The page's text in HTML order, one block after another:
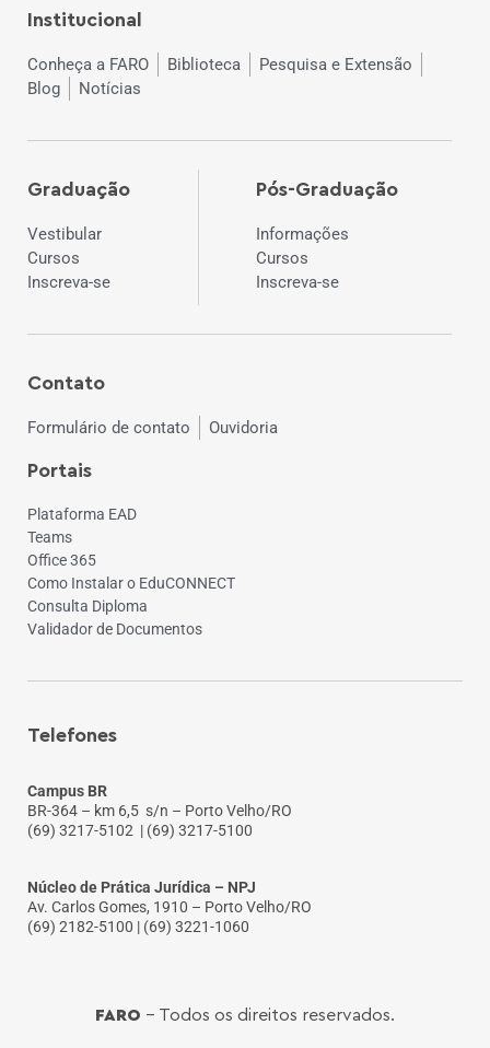
Institucional
Conheça a FARO Biblioteca
Pesquisa e Extensão
Blog
Notícias
Graduação
Vestibular
Cursos
Inscreva-se
Pós-Graduação
Informações
Cursos
Inscreva-se
Contato
Formulário de contato Ouvidoria
Portais
Plataforma EAD
Teams
Office 365
Como Instalar o EduCONNECT
Consulta Diploma
Validador de Documentos
Telefones
Campus BR
BR-364 – km 6,5 s/n – Porto Velho/RO
(69) 3217-5102 | (69) 3217-5100
Núcleo de Prática Jurídica – NPJ
Av. Carlos Gomes, 1910 – Porto Velho/RO
(69) 2182-5100 | (69) 3221-1060
FARO - Todos os direitos reservados.